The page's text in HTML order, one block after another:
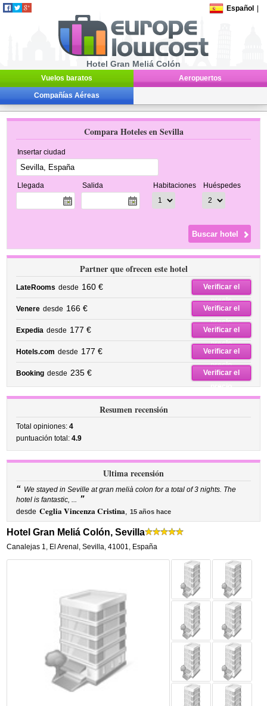
Español
Hotel Gran Meliá Colón
Vuelos baratos Aeropuertos
Compañías Aéreas
Compara Hoteles en Sevilla
Insertar ciudad
Llegada Salida Habitaciones Huéspedes
Partner que ofrecen este hotel
LateRooms desde 160 €
Verificar el
precio
Venere desde 166 €
Verificar el
precio
Expedia desde 177 €
Verificar el
precio
Hotels.com desde 177 €
Verificar el
precio
Booking desde 235 €
Verificar el
precio
Resumen recensión
Total opiniones:4
puntuación total:4.9
Ultima recensión
“ We stayed in Seville at gran melià colon for a total of 3 nights. The
hotel is fantastic, ... ”
desde Ceglia Vincenza Cristina, 15 años hace
Hotel Gran Meliá Colón, Sevilla
Canalejas 1, El Arenal, Sevilla,41001, España